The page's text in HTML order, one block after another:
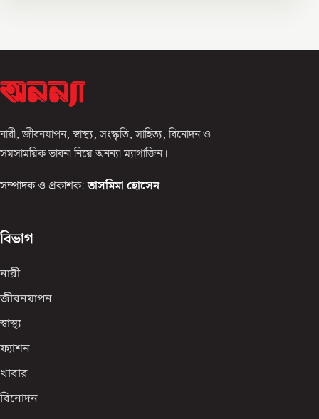
নারী, জীবনযাপন, স্বাস্থ্য, সংস্কৃতি, সাহিত্য, বিনোদন ও
সমসাময়িক ভাবনা নিয়ে অনন্যা ম্যাগাজিন।
সম্পাদক ও প্রকাশক: তাসমিমা হোসেন
বিভাগ
নারী
জীবনযাপন
স্বাস্থ্য
ফ্যাশন
খাবার
বিনোদন